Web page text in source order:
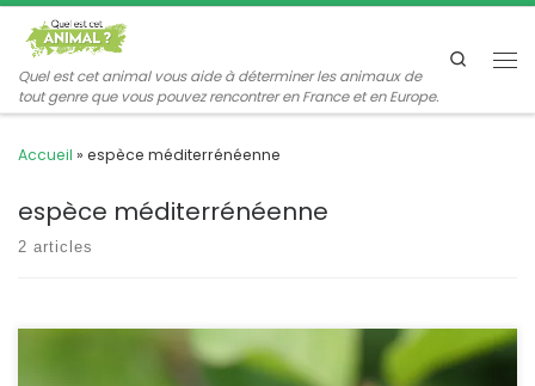
Passer au contenu
Quel est cet animal vous aide à déterminer les animaux de
tout genre que vous pouvez rencontrer en France et en Europe.
Search
Accueil » espèce méditerrénéenne
espèce méditerrénéenne
2 articles